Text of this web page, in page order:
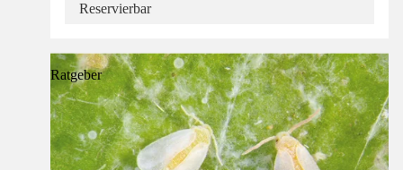
Reservierbar
Ratgeber